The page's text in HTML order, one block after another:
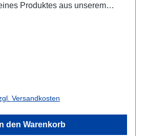
Produktes aus unserem
Versandkosten
In den Warenkorb